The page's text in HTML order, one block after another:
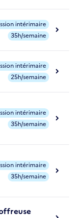
intérimaire
35h/semaine
intérimaire
25h/semaine
intérimaire
35h/semaine
intérimaire
35h/semaine